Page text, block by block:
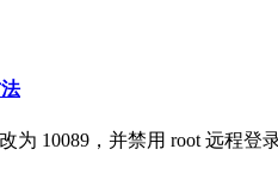
为 10089，并禁用 root 远程